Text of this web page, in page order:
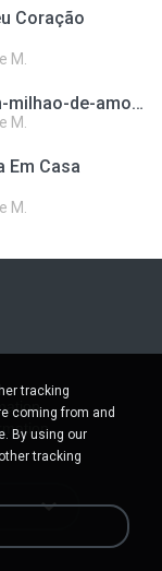
Coração
M.
3058820-valdenorfritch-um-milhao-de-amores-banda-corpo-alma.mp3
M.
Em Casa
M.
tracking
coming from and
By using our
tracking